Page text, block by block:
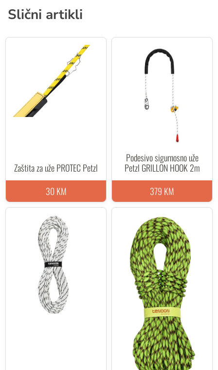
Čvrstoća vezana čvorom osmice: 19 kN
Čvrstoća sa ušivenim završetkom: 22 kN
Broj pada faktora 1: 12
Konstrukcija: 32 nosača
Postotak omotača: 41 %
Statičko izduženje: 3 %
Slični artikli
Zaštita za uže PROTEC Petzl
30 KM
Podesivo sigurnosno uže
Petzl GRILLON HOOK 2m
379 KM